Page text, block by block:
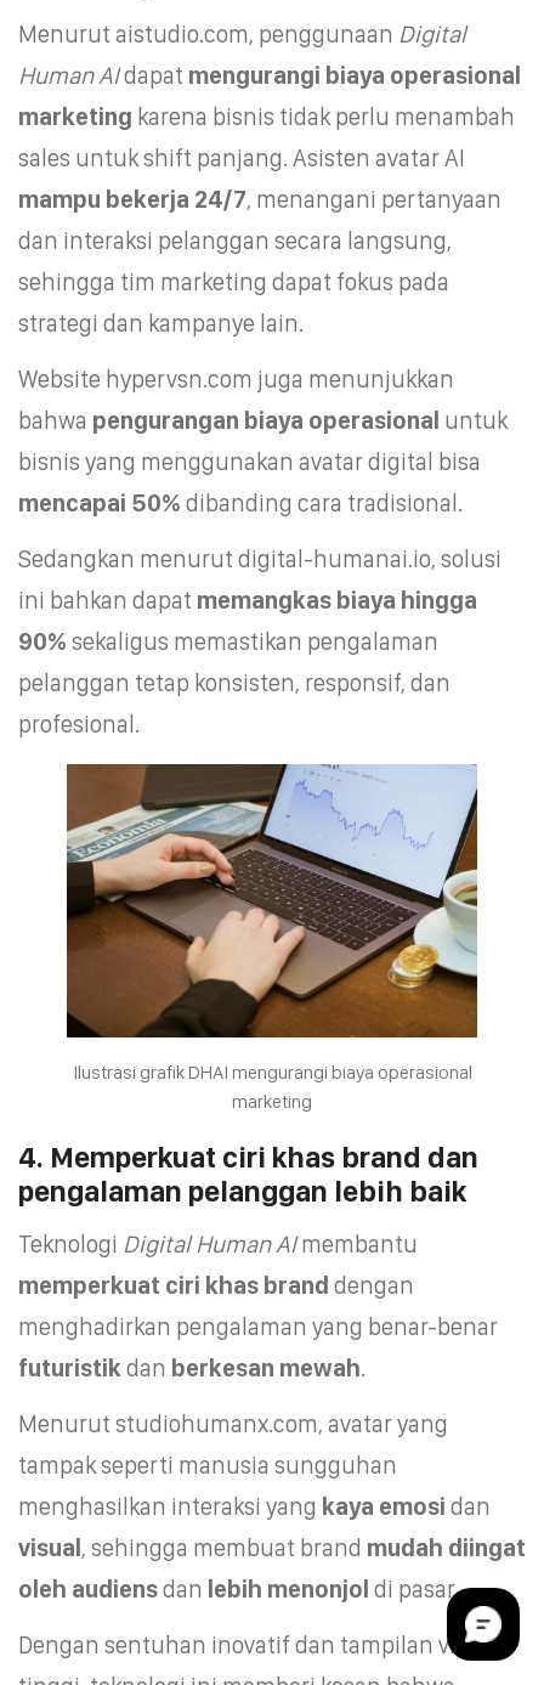
Menurut aistudio.com, penggunaan Digital
Human AIdapat mengurangi biaya operasional
marketing karena bisnis tidak perlu menambah
sales untuk shift panjang. Asisten avatar AI
mampu bekerja 24/7, menangani pertanyaan
dan interaksi pelanggan secara langsung,
sehingga tim marketing dapat fokus pada
strategi dan kampanye lain.
Website hypervsn.com juga menunjukkan
bahwa pengurangan biaya operasional untuk
bisnis yang menggunakan avatar digital bisa
mencapai 50% dibanding cara tradisional.
Sedangkan menurut digital-humanai.io, solusi
ini bahkan dapat memangkas biaya hingga
90% sekaligus memastikan pengalaman
pelanggan tetap konsisten, responsif, dan
profesional.
Ilustrasi grafik DHAI mengurangi biaya operasional
marketing
4. Memperkuat ciri khas brand dan
pengalaman pelanggan lebih baik
Teknologi Digital Human AImembantu
memperkuat ciri khas brand dengan
menghadirkan pengalaman yang benar‑benar
futuristikdan berkesan mewah.
Menurut studiohumanx.com, avatar yang
tampak seperti manusia sungguhan
menghasilkan interaksi yang kaya emosi dan
visual, sehingga membuat brand mudah diingat
oleh audiensdan lebih menonjol di pasar.
Dengan sentuhan inovatif dan tampilan visual